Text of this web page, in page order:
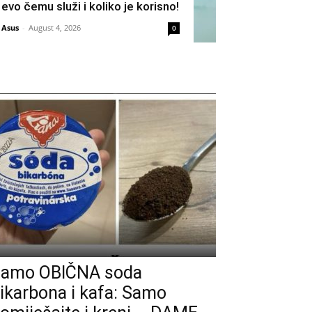
evo čemu služi i koliko je korisno!
Asus - August 4, 2026 0
OBIČNA soda
i kafa: Samo